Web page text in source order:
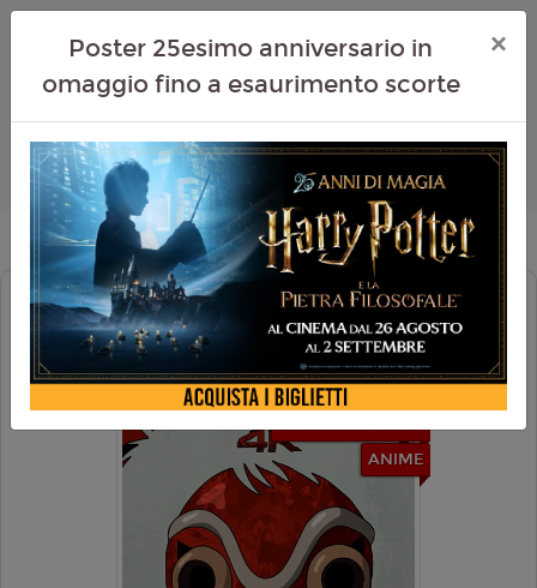
PRINCIPESSA MONONOKE 4K (RIED.
2026)
ANIME
Poster 25esimo anniversario in
omaggio fino a esaurimento scorte
×